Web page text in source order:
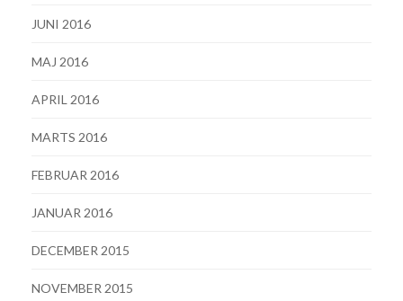
JUNI 2016
MAJ 2016
APRIL 2016
MARTS 2016
FEBRUAR 2016
JANUAR 2016
DECEMBER 2015
NOVEMBER 2015